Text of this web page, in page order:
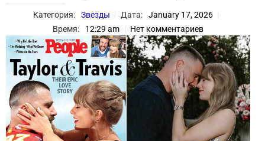
Категория: Звезды Дата:
January 17, 2026
Время:
12:29 am Нет комментариев